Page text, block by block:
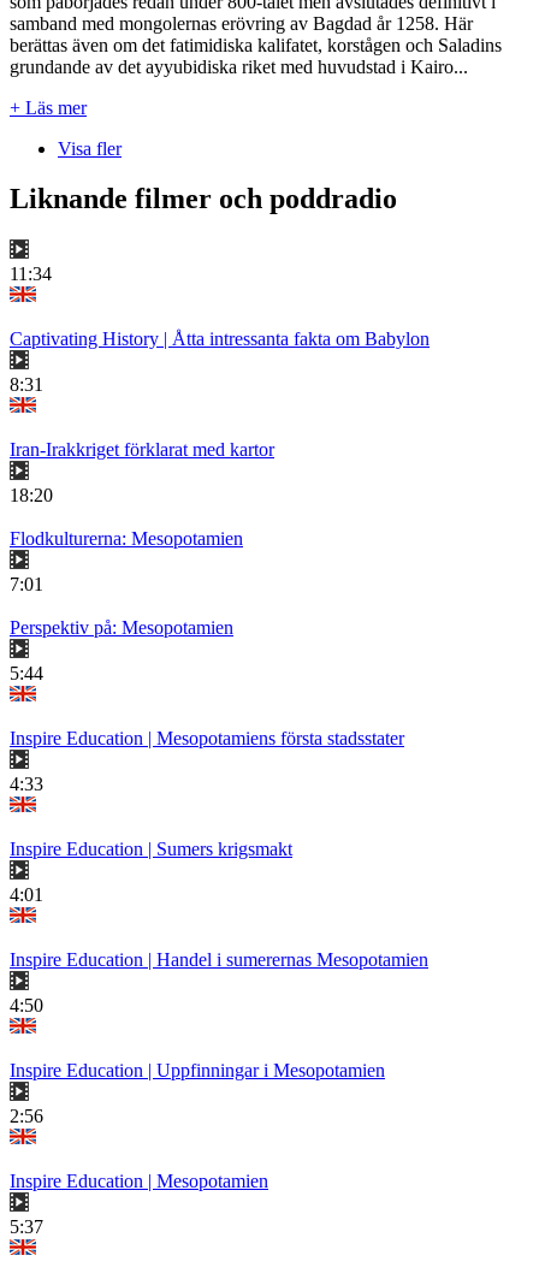
samband med mongolernas erövring av Bagdad år 1258. Här
berättas även om det fatimidiska kalifatet, korstågen och Saladins
grundande av det ayyubidiska riket med huvudstad i Kairo...
+ Läs mer
Visa fler
Liknande filmer och poddradio
11:34
Captivating History | Åtta intressanta fakta om Babylon
8:31
Iran-Irakkriget förklarat med kartor
18:20
Flodkulturerna: Mesopotamien
7:01
Perspektiv på: Mesopotamien
5:44
Inspire Education | Mesopotamiens första stadsstater
4:33
Inspire Education | Sumers krigsmakt
4:01
Inspire Education | Handel i sumerernas Mesopotamien
4:50
Inspire Education | Uppfinningar i Mesopotamien
2:56
Inspire Education | Mesopotamien
5:37